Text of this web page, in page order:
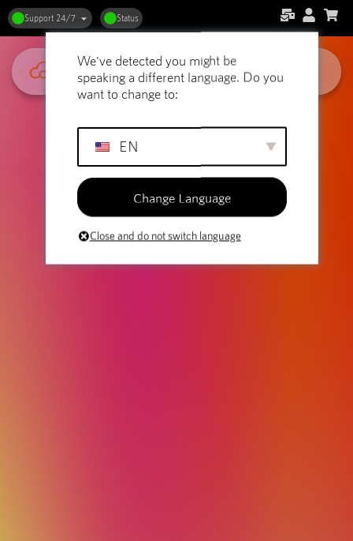
Support 24/7 Status
Den ultimata säkerhetsguiden och
Skydda din webbplats!
We've detected you might be
speaking a different language. Do you
want to change to:
EN
Change Language
Close and do not switch language